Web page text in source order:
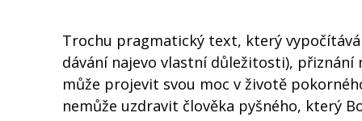
Trochu pragmatický text, který
dávání najevo vlastní důležitosti), přiznání
může projevit svou moc v životě
nemůže uzdravit člověka pyšného, který